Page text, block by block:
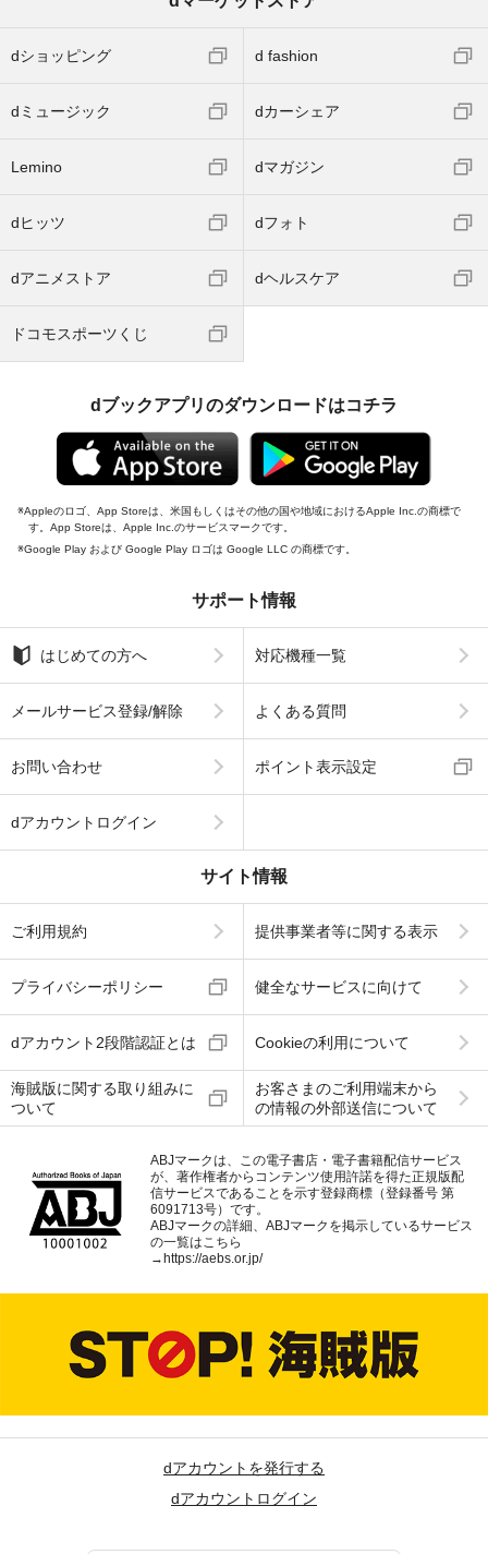
dショッピング d fashion
dミュージック dカーシェア
Lemino dマガジン
dヒッツ dフォト
dアニメストア dヘルスケア
ドコモスポーツくじ
dブックアプリのダウンロードはコチラ
Appleのロゴ、App Storeは、米国もしくはその他の国や地域におけるApple Inc.の商標で
す。App Storeは、Apple Inc.のサービスマークです。
Google Play および Google Play ロゴは Google LLC の商標です。
サポート情報
はじめての方へ 対応機種一覧
メールサービス登録/解除 よくある質問
お問い合わせ ポイント表示設定
dアカウントログイン
サイト情報
ご利用規約 提供事業者等に関する表示
プライバシーポリシー 健全なサービスに向けて
dアカウント2段階認証とは Cookieの利用について
海賊版に関する取り組みに
ついて
お客さまのご利用端末から
の情報の外部送信について
ABJマークは、この電子書店・電子書籍配信サービス
が、著作権者からコンテンツ使用許諾を得た正規版配
信サービスであることを示す登録商標（登録番号 第
6091713号）です。
ABJマークの詳細、ABJマークを掲示しているサービス
の一覧はこちら
→ https://aebs.or.jp/
dアカウントを発行する
dアカウントログイン